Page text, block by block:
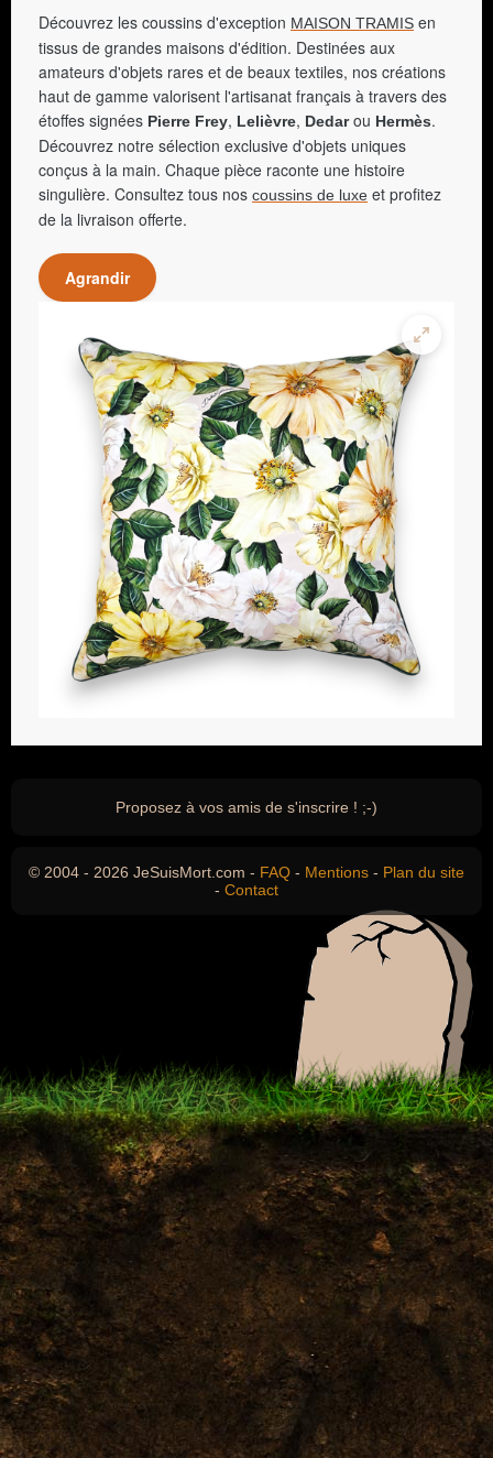
Découvrez les coussins d'exception MAISON TRAMIS en
tissus de grandes maisons d'édition. Destinées aux
amateurs d'objets rares et de beaux textiles, nos créations
haut de gamme valorisent l'artisanat français à travers des
étoffes signées Pierre Frey, Lelièvre, Dedarou Hermès.
Découvrez notre sélection exclusive d'objets uniques
conçus à la main. Chaque pièce raconte une histoire
singulière. Consultez tous nos coussins de luxe et profitez
de la livraison offerte.
Agrandir
Proposez à vos amis de s'inscrire ! ;-)
© 2004 - 2026 JeSuisMort.com - FAQ - Mentions - Plan du site
- Contact